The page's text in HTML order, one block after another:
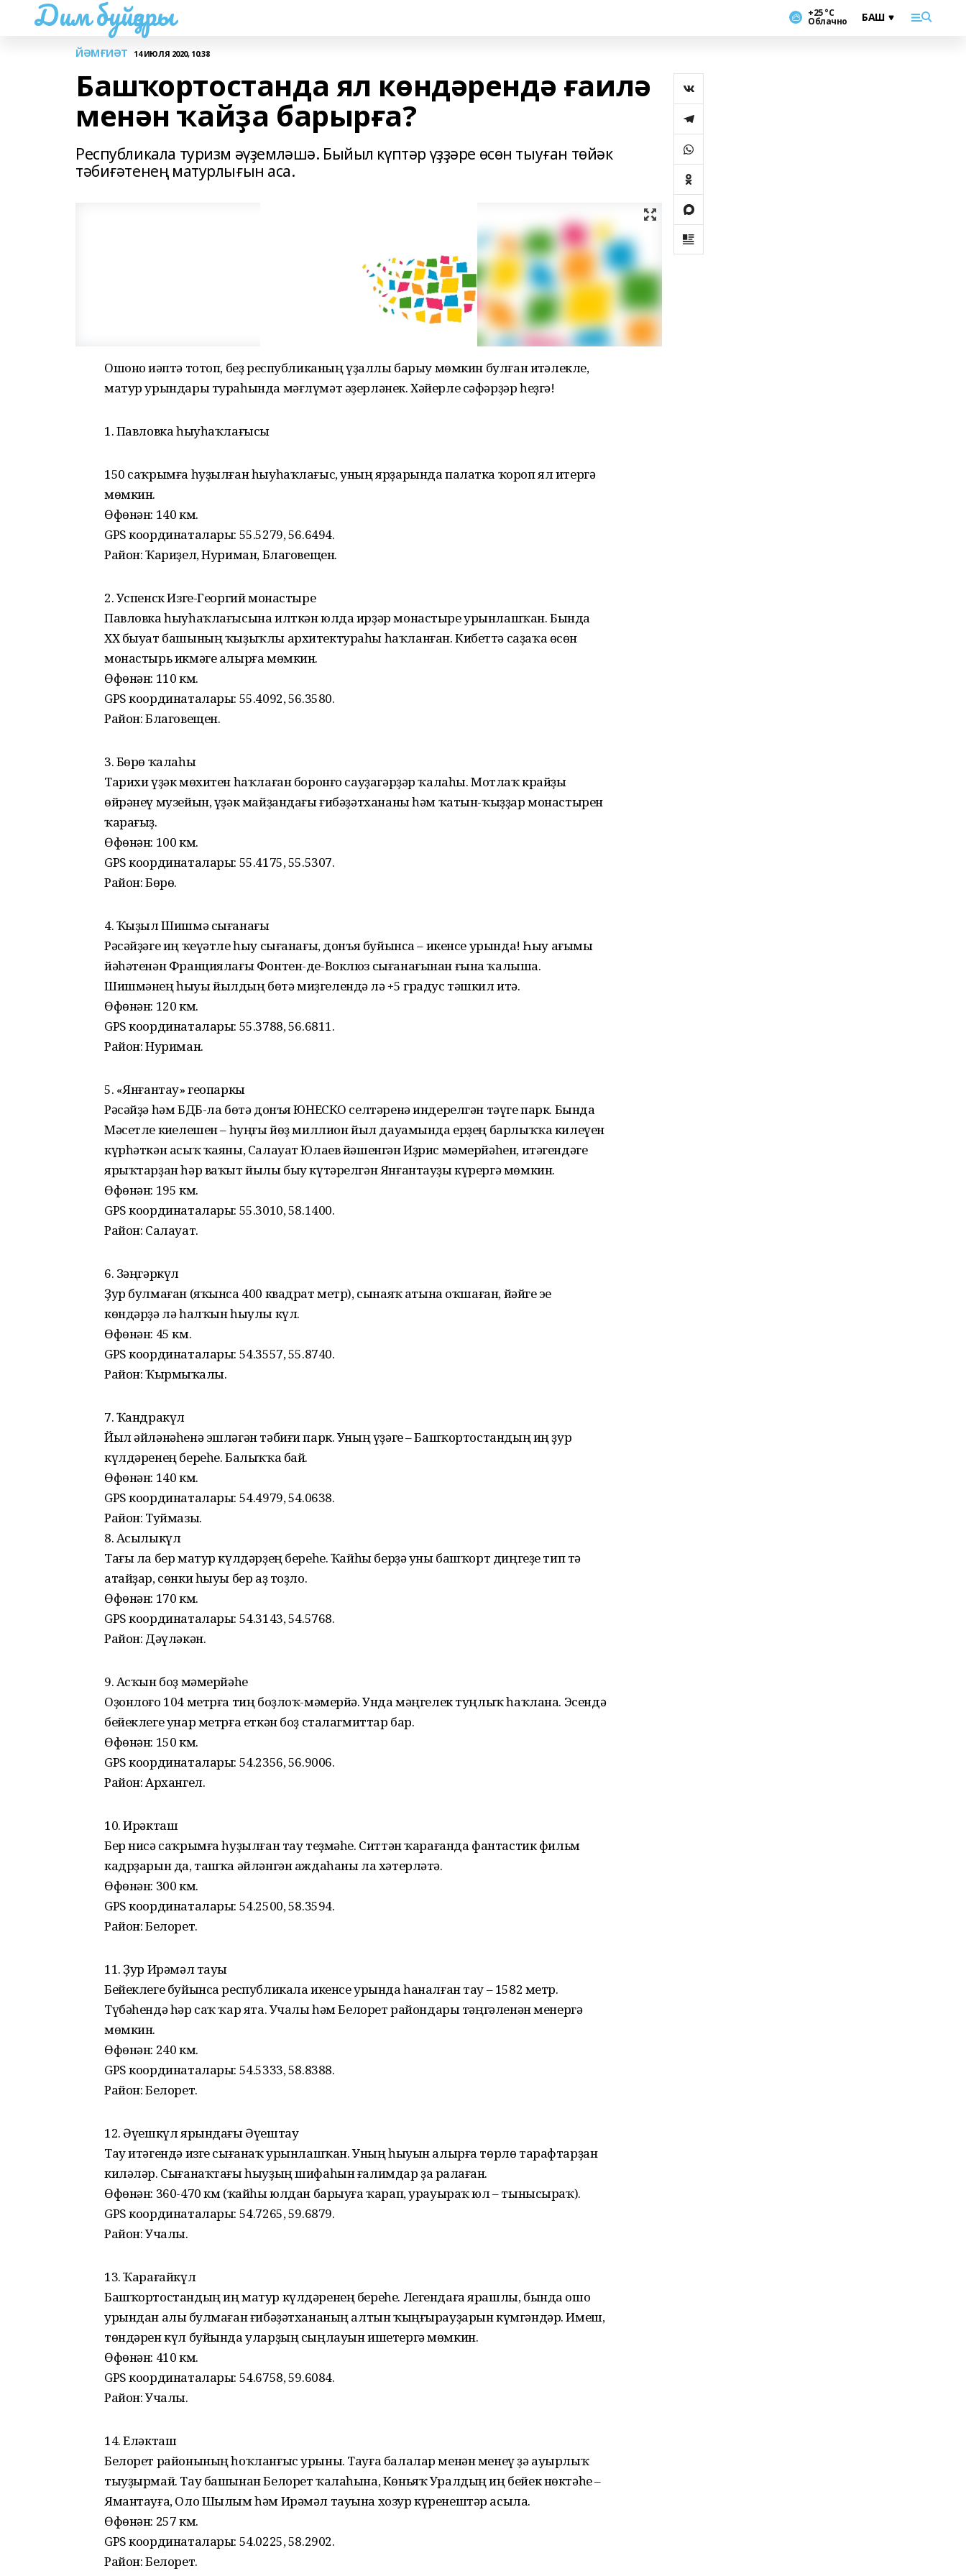
Дим буйҙары +25 °С
Облачно
ЙӘМҒИӘТ 14 ИЮЛЯ 2020, 10:38
Башҡортостанда ял көндәрендә ғаилә
менән ҡайҙа барырға?
Республикала туризм әүҙемләшә. Быйыл күптәр үҙҙәре өсөн тыуған төйәк
тәбиғәтенең матурлығын аса.
Ошоно иҫәптә тотоп, беҙ республиканың үҙаллы барыу мөмкин булған иҫтәлекле,
матур урындары тураһында мәғлүмәт әҙерләнек. Хәйерле сәфәрҙәр һеҙгә!
1. Павловка һыуһаҡлағысы
150 саҡрымға һуҙылған һыуһаҡлағыс, уның ярҙарында палатка ҡороп ял итергә
мөмкин.
Өфөнән: 140 км.
GPS координаталары: 55.5279, 56.6494.
Район: Ҡариҙел, Нуриман, Благовещен.
2. Успенск Изге-Георгий монастыре
Павловка һыуһаҡлағысына илткән юлда ирҙәр монастыре урынлашҡан. Бында
ХХ быуат башының ҡыҙыҡлы архитектураһы һаҡланған. Кибеттә саҙаҡа өсөн
монастырь икмәге алырға мөмкин.
Өфөнән: 110 км.
GPS координаталары: 55.4092, 56.3580.
Район: Благовещен.
3. Бөрө ҡалаһы
Тарихи үҙәк мөхитен һаҡлаған боронғо сауҙагәрҙәр ҡалаһы. Мотлаҡ крайҙы
өйрәнеү музейын, үҙәк майҙандағы ғибәҙәтхананы һәм ҡатын-ҡыҙҙар монастырен
ҡарағыҙ.
Өфөнән: 100 км.
GPS координаталары: 55.4175, 55.5307.
Район: Бөрө.
4. Ҡыҙыл Шишмә сығанағы
Рәсәйҙәге иң ҡеүәтле һыу сығанағы, донъя буйынса – икенсе урында! Һыу ағымы
йәһәтенән Франциялағы Фонтен-де-Воклюз сығанағынан ғына ҡалыша.
Шишмәнең һыуы йылдың бөтә миҙгелендә лә +5 градус тәшкил итә.
Өфөнән: 120 км.
GPS координаталары: 55.3788, 56.6811.
Район: Нуриман.
5. «Янғантау» геопаркы
Рәсәйҙә һәм БДБ-ла бөтә донъя ЮНЕСКО селтәренә индерелгән тәүге парк. Бында
Мәсетле киҫелешен – һуңғы йөҙ миллион йыл дауамында ерҙең барлыҡҡа килеүен
күрһәткән асыҡ ҡаяны, Салауат Юлаев йәшенгән Иҙрис мәмерйәһен, итәгендәге
ярыҡтарҙан һәр ваҡыт йылы быу күтәрелгән Янғантауҙы күрергә мөмкин.
Өфөнән: 195 км.
GPS координаталары: 55.3010, 58.1400.
Район: Салауат.
6. Зәңгәркүл
Ҙур булмаған (яҡынса 400 квадрат метр), сынаяҡ аҫтына оҡшаған, йәйге эҫе
көндәрҙә лә һалҡын һыулы күл.
Өфөнән: 45 км.
GPS координаталары: 54.3557, 55.8740.
Район: Ҡырмыҫҡалы.
7. Ҡандракүл
Йыл әйләнәһенә эшләгән тәбиғи парк. Уның үҙәге – Башҡортостандың иң ҙур
күлдәренең береһе. Балыҡҡа бай.
Өфөнән: 140 км.
GPS координаталары: 54.4979, 54.0638.
Район: Туймазы.
8. Асылыкүл
Тағы ла бер матур күлдәрҙең береһе. Ҡайһы берҙә уны башҡорт диңгеҙе тип тә
атайҙар, сөнки һыуы бер аҙ тоҙло.
Өфөнән: 170 км.
GPS координаталары: 54.3143, 54.5768.
Район: Дәүләкән.
9. Асҡын боҙ мәмерйәһе
Оҙонлоғо 104 метрға тиң боҙлоҡ-мәмерйә. Унда мәңгелек туңлыҡ һаҡлана. Эсендә
бейеклеге унар метрға еткән боҙ сталагмиттар бар.
Өфөнән: 150 км.
GPS координаталары: 54.2356, 56.9006.
Район: Архангел.
10. Ирәкташ
Бер нисә саҡрымға һуҙылған тау теҙмәһе. Ситтән ҡарағанда фантастик фильм
кадрҙарын да, ташҡа әйләнгән аждаһаны ла хәтерләтә.
Өфөнән: 300 км.
GPS координаталары: 54.2500, 58.3594.
Район: Белорет.
11. Ҙур Ирәмәл тауы
Бейеклеге буйынса республикала икенсе урында һаналған тау – 1582 метр.
Түбәһендә һәр саҡ ҡар ята. Учалы һәм Белорет райондары тәңгәленән менергә
мөмкин.
Өфөнән: 240 км.
GPS координаталары: 54.5333, 58.8388.
Район: Белорет.
12. Әүешкүл ярындағы Әүештау
Тау итәгендә изге сығанаҡ урынлашҡан. Уның һыуын алырға төрлө тарафтарҙан
киләләр. Сығанаҡтағы һыуҙың шифаһын ғалимдар ҙа раҫлаған.
Өфөнән: 360-470 км (ҡайһы юлдан барыуға ҡарап, урауыраҡ юл – тынысыраҡ).
GPS координаталары: 54.7265, 59.6879.
Район: Учалы.
13. Ҡарағайкүл
Башҡортостандың иң матур күлдәренең береһе. Легендаға ярашлы, бында ошо
урындан алыҫ булмаған ғибәҙәтхананың алтын ҡыңғырауҙарын күмгәндәр. Имеш,
төндәрен күл буйында уларҙың сыңлауын ишетергә мөмкин.
Өфөнән: 410 км.
GPS координаталары: 54.6758, 59.6084.
Район: Учалы.
14. Еләкташ
Белорет районының һоҡланғыс урыны. Тауға балалар менән менеү ҙә ауырлыҡ
тыуҙырмай. Тау башынан Белорет ҡалаһына, Көньяҡ Уралдың иң бейек нөктәһе –
Ямантауға, Оло Шылым һәм Ирәмәл тауына хозур күренештәр асыла.
Өфөнән: 257 км.
GPS координаталары: 54.0225, 58.2902.
Район: Белорет.